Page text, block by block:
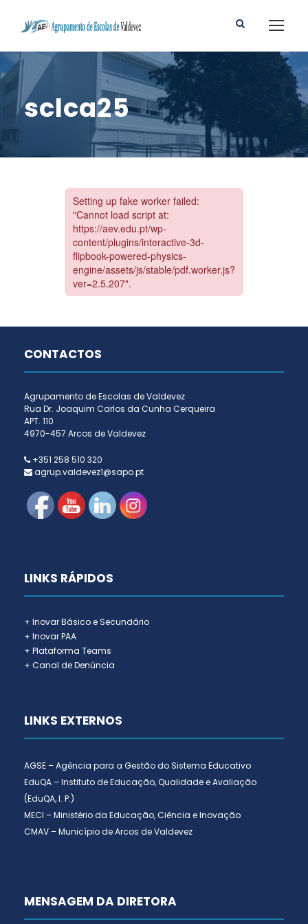
sclca25
CONTACTOS
Agrupamento de Escolas de Valdevez
Rua Dr. Joaquim Carlos da Cunha Cerqueira
APT. 110
4970-457 Arcos de Valdevez
+351 258 510 320
agrup.valdevez1@sapo.pt
LINKS RÁPIDOS
+ Inovar Básico e Secundário
+ Inovar PAA
+ Plataforma Teams
+ Canal de Denúncia
LINKS EXTERNOS
AGSE – Agência para a Gestão do Sistema Educativo
EduQA – Instituto de Educação, Qualidade e Avaliação
(EduQA, I. P.)
MECI – Ministério da Educação, Ciência e Inovação
CMAV – Município de Arcos de Valdevez
MENSAGEM DA DIRETORA